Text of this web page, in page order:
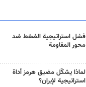
فشل استراتيجية الضغط ضد
محور المقاومة
لماذا يشكّل مضيق هرمز أداة
استراتيجية لإيران؟